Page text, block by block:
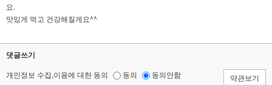
요.
맛있게 먹고 건강해질게요^^
댓글쓰기
개인정보 수집,이용에 대한 동의 동의 동의안함 약관보기